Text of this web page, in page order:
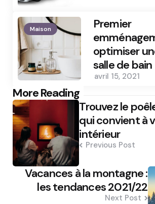
Maison
Premier
optimiser
salle de bain
avril 15, 2021
More Reading
Post
navigation
Trouvez le
qui convient à
intérieur
Previous Post
Vacances à la montagne :
les tendances 2021/22
Next Post